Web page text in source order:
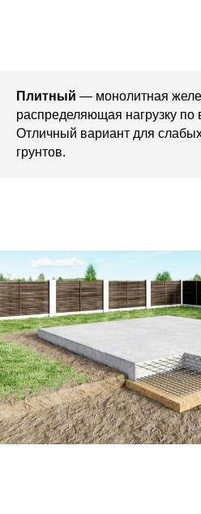
Плитный — монолитная
распределяющая нагрузку по
Отличный вариант для
грунтов.